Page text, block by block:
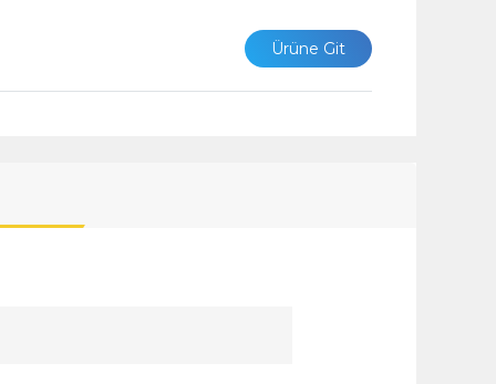
Ürüne Git